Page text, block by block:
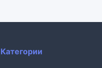
Категории